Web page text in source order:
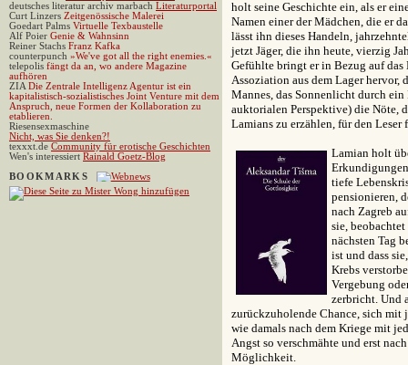
deutsches literatur archiv marbach Literaturportal
Curt Linzers Zeitgenössische Malerei
Goedart Palms Virtuelle Texbaustelle
Alf Poier Genie & Wahnsinn
Reiner Stachs Franz Kafka
counterpunch »We've got all the right enemies.«
telepolis fängt da an, wo andere Magazine
aufhören
ZIA Die Zentrale Intelligenz Agentur ist ein
kapitalistisch-sozialistisches Joint Venture mit dem
Anspruch, neue Formen der Kollaboration zu
etablieren.
Riesensexmaschine
Nicht, was Sie denken?!
texxxt.de Community für erotische Geschichten
Wen's interessiert Rainald Goetz-Blog
BOOKMARKS
holt seine Geschichte ein, als er
Namen einer der Mädchen, die er
lässt ihn dieses Handeln,
jetzt Jäger, die ihn heute, vierzig
Gefühlte bringt er in Bezug auf
Assoziation aus dem Lager hervor,
Mannes, das Sonnenlicht durch
auktorialen Perspektive) die Nöte,
Lamians zu erzählen, für den Leser
Lamian holt
tiefe
pensionieren,
nach Zagreb
sie,
nächsten Tag
ist und dass
Krebs
Vergebung
zerbricht. Und
zurückzuholende Chance, sich mit
wie damals nach dem Kriege mit
Angst so verschmähte und erst
Möglichkeit.